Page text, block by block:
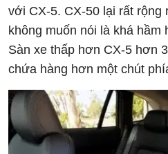
với CX-5. CX-50 lại rất
không muốn nói là khá hầm
Sàn xe thấp hơn CX-5 hơn
chứa hàng hơn một chút